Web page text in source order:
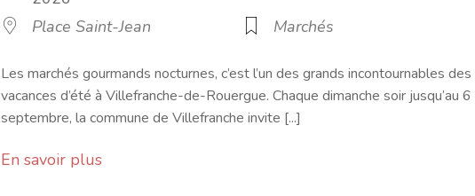
Place Saint-Jean Marchés
Les marchés gourmands nocturnes, c’est l’un des grands incontournables des
vacances d’été à Villefranche-de-Rouergue. Chaque dimanche soir jusqu’au 6
septembre, la commune de Villefranche invite [...]
En savoir plus